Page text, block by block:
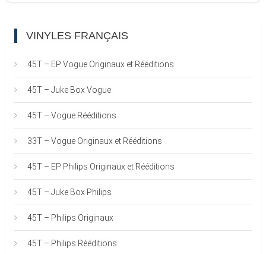
VINYLES FRANÇAIS
45T – EP Vogue Originaux et Rééditions
45T – Juke Box Vogue
45T – Vogue Rééditions
33T – Vogue Originaux et Rééditions
45T – EP Philips Originaux et Rééditions
45T – Juke Box Philips
45T – Philips Originaux
45T – Philips Rééditions